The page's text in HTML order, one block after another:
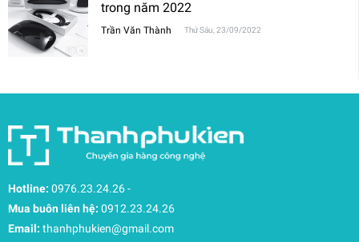
trong năm 2022
Trần Văn Thành Thứ Sáu, 23/09/2022
Hotline: 0976.23.24.26-
Mua buôn liên hệ: 0912.23.24.26
Email: thanhphukien@gmail.com